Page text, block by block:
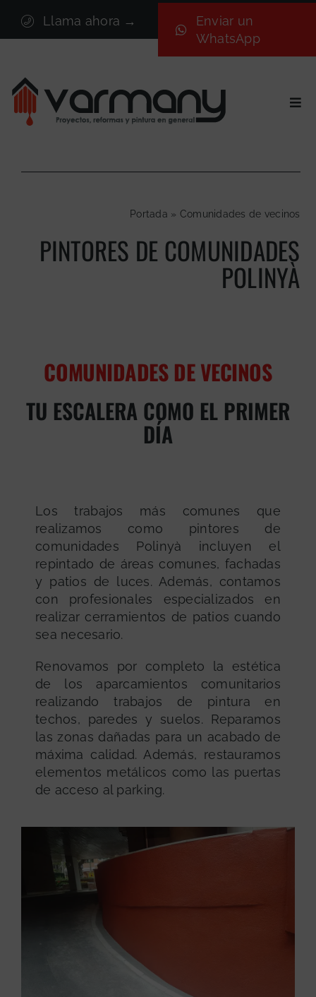
contenido
Llama ahora →
Enviar un
WhatsApp
Sectores
Nosotros
Portada » Comunidades de vecinos
PINTORES DE COMUNIDADES
POLINYÀ
COMUNIDADES DE VECINOS
TU ESCALERA COMO EL PRIMER
DÍA
Los trabajos más comunes que
realizamos como pintores de
comunidades Polinyà incluyen el
repintado de áreas comunes, fachadas
y patios de luces. Además, contamos
con profesionales especializados en
realizar cerramientos de patios cuando
sea necesario.
Renovamos por completo la estética
de los aparcamientos comunitarios
realizando trabajos de pintura en
techos, paredes y suelos. Reparamos
las zonas dañadas para un acabado de
máxima calidad. Además, restauramos
elementos metálicos como las puertas
de acceso al parking.